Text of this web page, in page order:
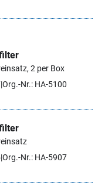
2 per Box
Org.-Nr.: HA-5100
Org.-Nr.: HA-5907